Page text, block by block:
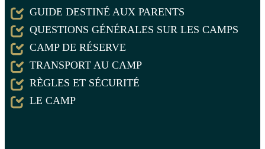
GUIDE DESTINÉ AUX PARENTS
QUESTIONS GÉNÉRALES SUR LES CAMPS
CAMP DE RÉSERVE
TRANSPORT AU CAMP
RÈGLES ET SÉCURITÉ
LE CAMP